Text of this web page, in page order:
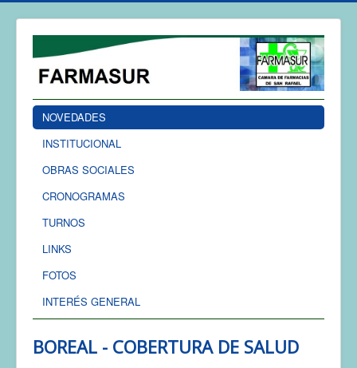
NOVEDADES
INSTITUCIONAL
OBRAS SOCIALES
CRONOGRAMAS
TURNOS
LINKS
FOTOS
INTERÉS GENERAL
BOREAL - COBERTURA DE SALUD